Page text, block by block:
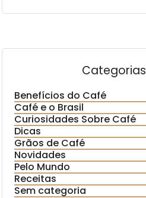
Categorias
Benefícios do Café
Café e o Brasil
Curiosidades Sobre Café
Dicas
Grãos de Café
Novidades
Pelo Mundo
Receitas
Sem categoria